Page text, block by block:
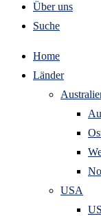
Über uns
Suche
Home
Länder
USA